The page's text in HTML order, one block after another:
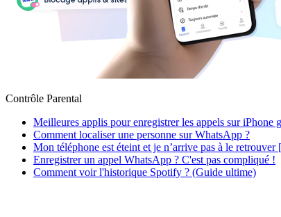
Contrôle Parental
Meilleures applis pour enregistrer les appels sur iPhone
Comment localiser une personne sur WhatsApp ?
Mon téléphone est éteint et je n’arrive pas à le retrouver
Enregistrer un appel WhatsApp ? C'est pas compliqué !
Comment voir l'historique Spotify ? (Guide ultime)